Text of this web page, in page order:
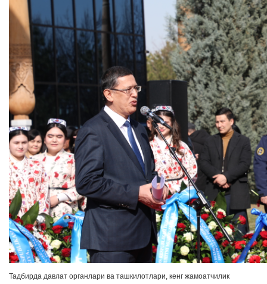
Тадбирда давлат органлари ва ташкилотлари, кенг жамоатчилик